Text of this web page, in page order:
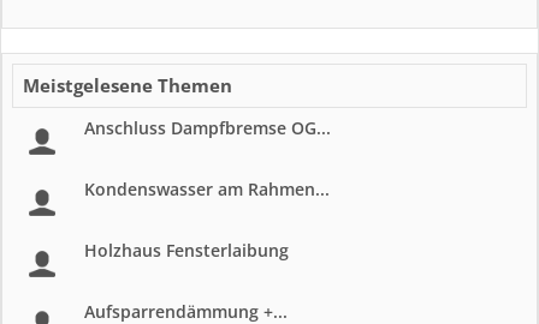
Meistgelesene Themen
Anschluss Dampfbremse OG...
Kondenswasser am Rahmen...
Holzhaus Fensterlaibung
Aufsparrendämmung +...